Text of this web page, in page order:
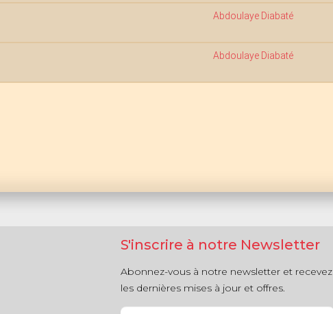
Abdoulaye Diabaté
Abdoulaye Diabaté
S'inscrire à notre Newsletter
Abonnez-vous à notre newsletter et recevez
les dernières mises à jour et offres.